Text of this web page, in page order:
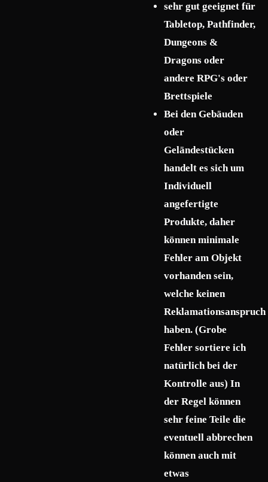
sehr gut geeignet für
Tabletop, Pathfinder,
Dungeons &
Dragons oder
andere RPG's oder
Brettspiele
Bei den Gebäuden
oder
Geländestücken
handelt es sich um
Individuell
angefertigte
Produkte, daher
können minimale
Fehler am Objekt
vorhanden sein,
welche keinen
Reklamationsanspruch
haben. (Grobe
Fehler sortiere ich
natürlich bei der
Kontrolle aus) In
der Regel können
sehr feine Teile die
eventuell abbrechen
können auch mit
etwas